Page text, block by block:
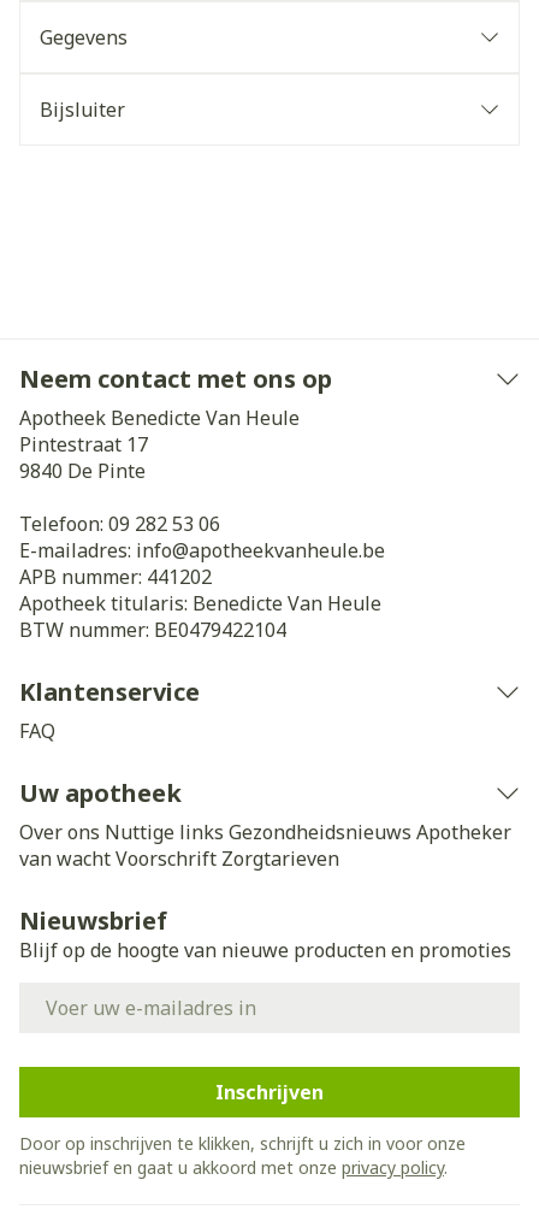
Gegevens
Bijsluiter
Neem contact met ons op
Apotheek Benedicte Van Heule
Pintestraat 17
9840 De Pinte
Telefoon: 09 282 53 06
E-mailadres: info@apotheekvanheule.be
APB nummer: 441202
Apotheek titularis: Benedicte Van Heule
BTW nummer: BE0479422104
Klantenservice
FAQ
Uw apotheek
Over ons Nuttige links Gezondheidsnieuws Apotheker
van wachtVoorschrift Zorgtarieven
Nieuwsbrief
Blijf op de hoogte van nieuwe producten en promoties
Inschrijven
Door op inschrijven te klikken, schrijft u zich in voor onze
nieuwsbrief en gaat u akkoord met onze privacy policy.